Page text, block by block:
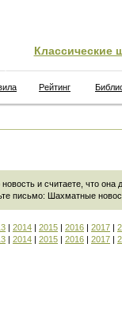
Классические
Рейтинг
и считаете, что
письмо: Шахматные
| 2014 | 2015 | 2016 | 2017 |
| 2014 | 2015 | 2016 | 2017 |